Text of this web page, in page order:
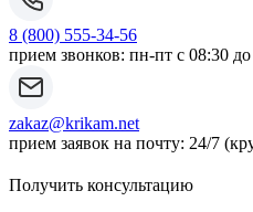
8 (800) 555-34-56
прием звонков: пн-пт с 08:30
zakaz@krikam.net
прием заявок на почту: 24/7
Получить консультацию